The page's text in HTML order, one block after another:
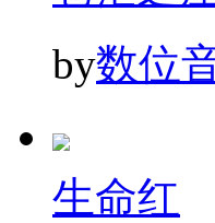
by数位
生命红